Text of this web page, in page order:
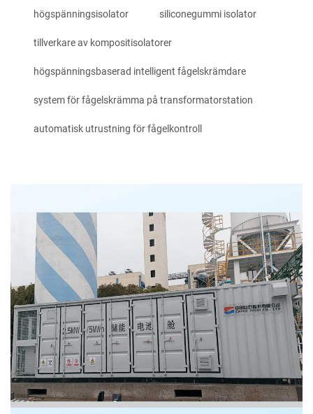
högspänningsisolator siliconegummi isolator
tillverkare av kompositisolatorer
högspänningsbaserad intelligent fågelskrämdare
system för fågelskrämma på transformatorstation
automatisk utrustning för fågelkontroll